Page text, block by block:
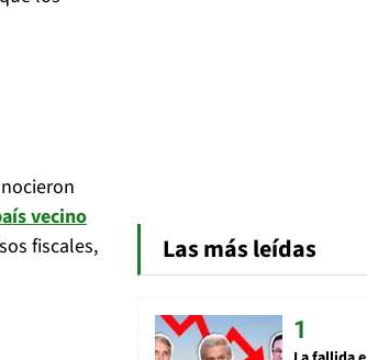
vecino
fiscales,
Las más leídas